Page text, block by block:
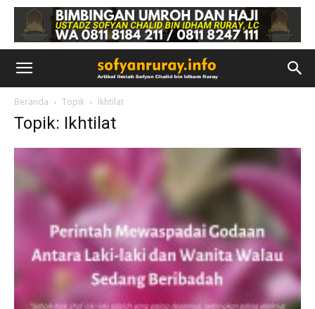
Beranda Topik Ikhtilat
Topik: Ikhtilat